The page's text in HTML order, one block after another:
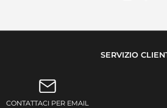
SERVIZIO
CONTATTACI PER EMAIL